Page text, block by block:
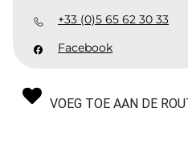
+33 (0)5 65 62 30 33
Facebook
VOEG TOE AAN DE